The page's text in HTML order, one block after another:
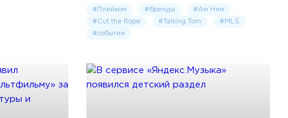
#Плейком #бренды
#Ам Ням
#Cut the Rope
#Talking Tom
#MLS
#события